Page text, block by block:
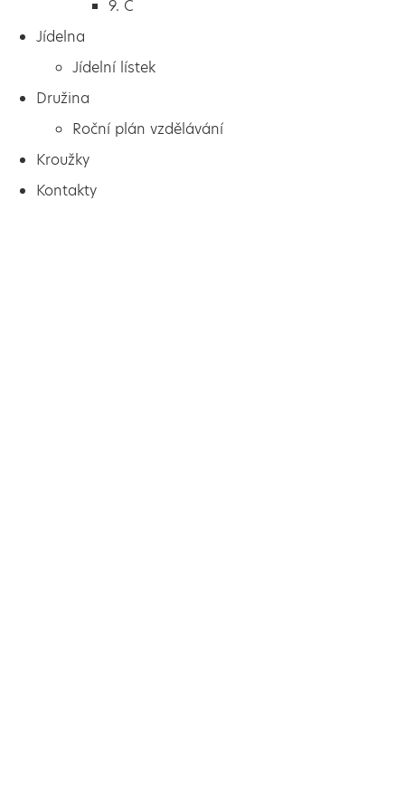
9. C
Jídelna
Jídelní lístek
Družina
Roční plán vzdělávání
Kroužky
Kontakty